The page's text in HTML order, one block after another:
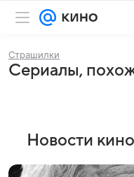
Страшилки
Сериалы,
Новости кино